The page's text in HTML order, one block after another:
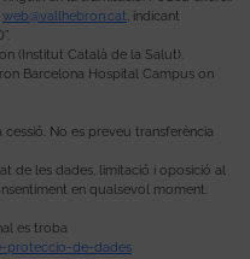
web@vallhebron.cat, indicant
(Institut Català de la Salut).
Barcelona Hospital Campus on
cessió. No es preveu transferència
de les dades, limitació i oposició al
en qualsevol moment.
es troba
proteccio-de-dades